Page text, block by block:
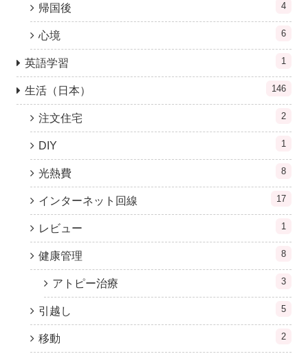
帰国後 4
心境 6
英語学習 1
生活（日本） 146
注文住宅 2
DIY 1
光熱費 8
インターネット回線 17
レビュー 1
健康管理 8
アトピー治療 3
引越し 5
移動 2